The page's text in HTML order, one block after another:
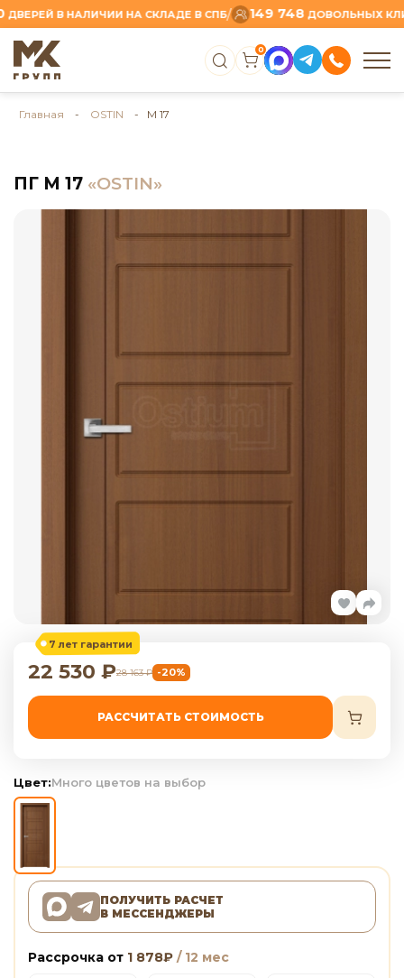
В НАЛИЧИИ НА СКЛАДЕ В СПБ/ 149 748 ДОВОЛЬНЫХ
0
Главная - OSTIN - М 17
ПГ М 17 «OSTIN»
7 лет гарантии
22 530 ₽28 163₽ -20%
РАССЧИТАТЬ СТОИМОСТЬ
Цвет:Много цветов на выбор
ПОЛУЧИТЬ РАСЧЕТ
В МЕССЕНДЖЕРЫ
Рассрочка от 1 878₽ / 12 мес